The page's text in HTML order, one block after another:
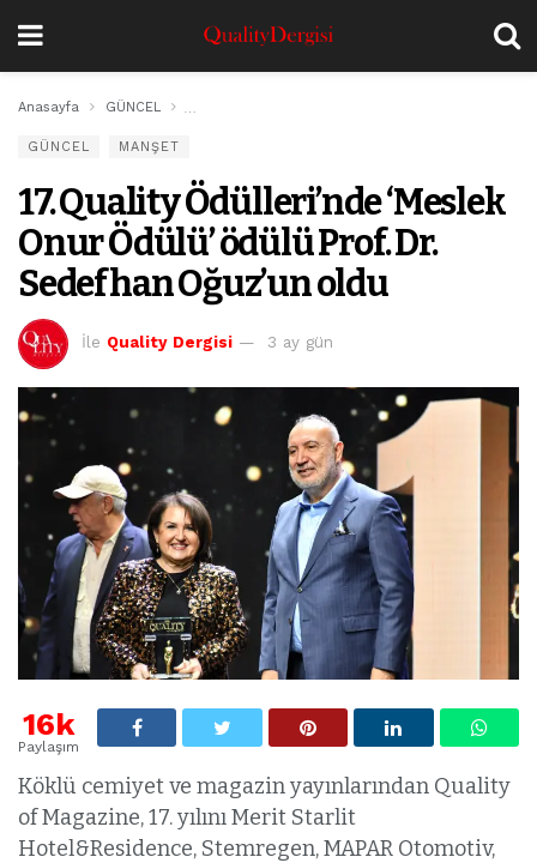
Anasayfa GÜNCEL
GÜNCEL MANŞET
17. Quality Ödülleri’nde ‘Meslek
Onur Ödülü’ ödülü Prof. Dr.
Sedefhan Oğuz’un oldu
İle Quality Dergisi 3 ay gün
16k
Paylaşım
Köklü cemiyet ve magazin yayınlarından Quality
of Magazine, 17. yılını Merit Starlit
Hotel&Residence, Stemregen, MAPAR Otomotiv,